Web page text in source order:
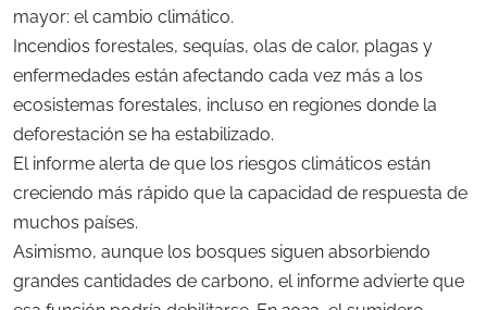
mayor: el cambio climático.
Incendios forestales, sequías, olas de calor, plagas y
enfermedades están afectando cada vez más a los
ecosistemas forestales, incluso en regiones donde la
deforestación se ha estabilizado.
El informe alerta de que los riesgos climáticos están
creciendo más rápido que la capacidad de respuesta de
muchos países.
Asimismo, aunque los bosques siguen absorbiendo
grandes cantidades de carbono, el informe advierte que